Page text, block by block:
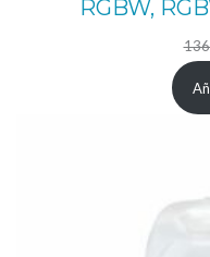
RGBW,